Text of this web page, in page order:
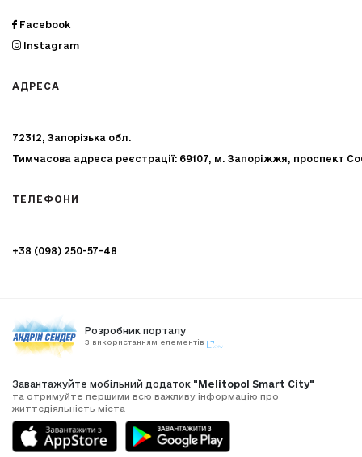
Facebook
Instagram
АДРЕСА
72312, Запорізька обл.
Тимчасова адреса реєстрації: 69107, м. Запоріжжя, проспект
ТЕЛЕФОНИ
+38 (098) 250-57-48
Розробник порталу
З використанням елементів
Завантажуйте мобільний додаток "Melitopol Smart City"
та отримуйте першими всю важливу інформацію про
життєдіяльність міста